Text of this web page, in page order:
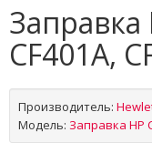
Заправка
CF401A,
Производитель:
Модель: Заправка HP